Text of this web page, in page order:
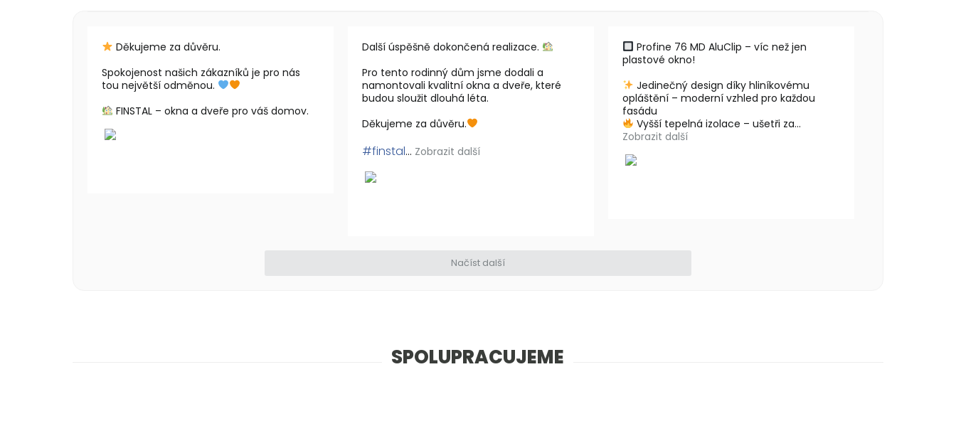
Děkujeme za důvěru.
Spokojenost našich zákazníků je pro nás
tou největší odměnou.
FINSTAL – okna a dveře pro váš domov.
Další úspěšně dokončená realizace.
Pro tento rodinný dům jsme dodali a
namontovali kvalitní okna a dveře, které
budou sloužit dlouhá léta.
Děkujeme za důvěru.
#finstal... Zobrazit další
Profine 76 MD AluClip – víc než jen
plastové okno!
Jedinečný design díky hliníkovému
opláštění – moderní vzhled pro každou
fasádu
Vyšší tepelná izolace – ušetři za...
Zobrazit další
Načíst další
SPOLUPRACUJEME